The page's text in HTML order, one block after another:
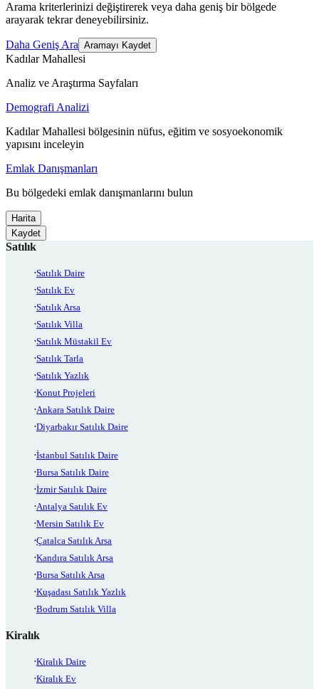
Arama kriterlerinizi değiştirerek veya daha geniş bir bölgede
arayarak tekrar deneyebilirsiniz.
Daha Geniş Ara Aramayı Kaydet
Kadılar Mahallesi
Analiz ve Araştırma Sayfaları
Demografi Analizi
Kadılar Mahallesi bölgesinin nüfus, eğitim ve sosyoekonomik
yapısını inceleyin
Emlak Danışmanları
Bu bölgedeki emlak danışmanlarını bulun
Harita
Kaydet
Satılık
Satılık Daire
Satılık Ev
Satılık Arsa
Satılık Villa
Satılık Müstakil Ev
Satılık Tarla
Satılık Yazlık
Konut Projeleri
Ankara Satılık Daire
Diyarbakır Satılık Daire
İstanbul Satılık Daire
Bursa Satılık Daire
İzmir Satılık Daire
Antalya Satılık Ev
Mersin Satılık Ev
Çatalca Satılık Arsa
Kandıra Satılık Arsa
Bursa Satılık Arsa
Kuşadası Satılık Yazlık
Bodrum Satılık Villa
Kiralık
Kiralık Daire
Kiralık Ev